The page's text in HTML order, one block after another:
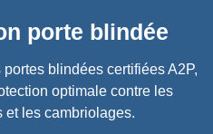
porte blindée
blindées certifiées A2P,
optimale contre les
et les cambriolages.